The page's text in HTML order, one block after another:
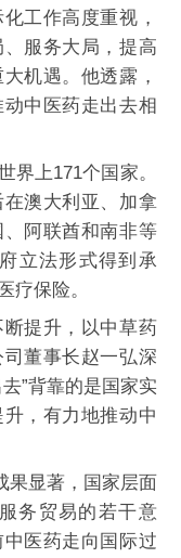
工作高度重视，
服务大局，提高
机遇。他透露，
中医药走出去相
上171个国家。
澳大利亚、加拿
阿联酋和南非等
立法形式得到承
疗保险。
提升，以中草药
董事长赵一弘深
”背靠的是国家实
，有力地推动中
显著，国家层面
务贸易的若干意
医药走向国际过